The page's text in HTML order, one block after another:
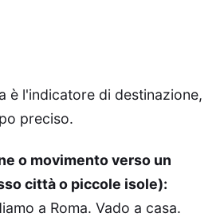
è l'indicatore di destinazione,
preciso.
o movimento verso un
città o piccole isole):
a Roma. Vado a casa.